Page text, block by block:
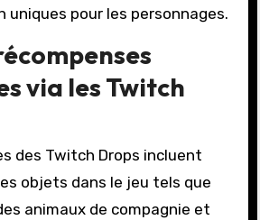
uniques pour les personnages.
via les Twitch
des Twitch Drops incluent
objets dans le jeu tels que
animaux de compagnie et